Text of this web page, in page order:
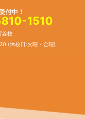
付中！
1510
谷校
(休校日:火曜・金曜)